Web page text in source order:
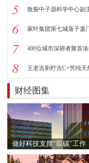
5 散裂中子源科学中心副
6 家叶集团第七城落子厦
7 400位城市深耕者聚首
8 王老吉刺柠吉C+凭纯
财经图集
做好科技支撑“双碳”工作